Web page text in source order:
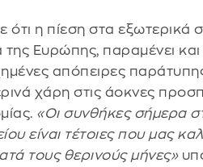
ότι η πίεση στα εξωτερικά
Ευρώπης, παραμένει και
απόπειρες
χάρη στις άοκνες
«Οι συνθήκες σήμερα
είναι τέτοιες που μας
τους θερινούς μήνες»